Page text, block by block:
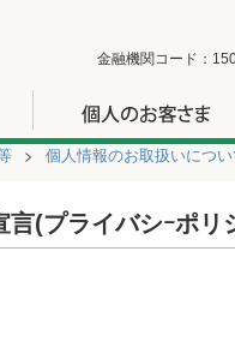
金融機関コード：
個人情報のお取扱いにつ
言(プライバシｰポリ